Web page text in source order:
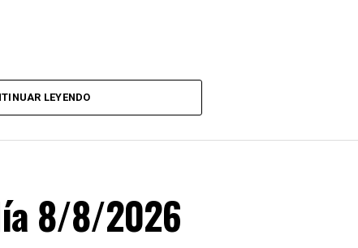
LEYENDO
8/8/2026